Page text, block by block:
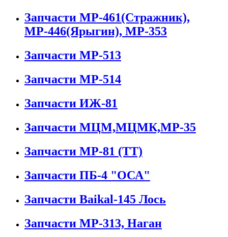
Запчасти МР-461(Стражник),
МР-446(Ярыгин), МР-353
Запчасти МР-513
Запчасти МР-514
Запчасти ИЖ-81
Запчасти МЦМ,МЦМК,МР-35
Запчасти МР-81 (ТТ)
Запчасти ПБ-4 "ОСА"
Запчасти Baikal-145 Лось
Запчасти МР-313, Наган